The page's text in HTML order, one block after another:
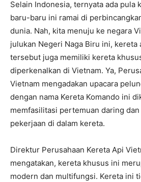
Selain Indonesia, ternyata ada pula
baru-baru ini ramai di
dunia. Nah, kita menuju ke negara
julukan Negeri Naga Biru ini, kereta
tersebut juga memiliki kereta
diperkenalkan di Vietnam. Ya,
Vietnam mengadakan upacara
dengan nama Kereta Komando ini
memfasilitasi pertemuan daring
pekerjaan di dalam kereta.
Direktur Perusahaan Kereta Api
mengatakan, kereta khusus ini
modern dan multifungsi. Kereta ini